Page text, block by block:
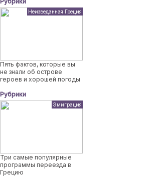
Неизведанная Греция
Пять фактов, которые вы
не знали об острове
героев и хорошей погоды
Рубрики
Эмиграция
Три самые популярные
программы переезда в
Грецию